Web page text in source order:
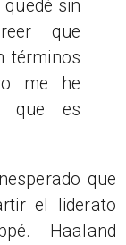
sin
que
términos
me he
que es
que
el liderato
Haaland